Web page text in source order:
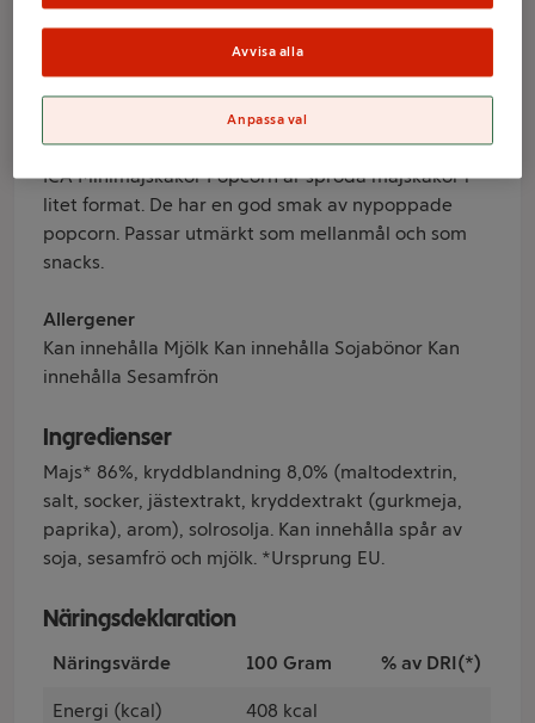
ICA
Produktinformation
ICA Minimajskakor Popcorn är spröda majskakor i
litet format. De har en god smak av nypoppade
popcorn. Passar utmärkt som mellanmål och som
snacks.
Allergener
Kan innehålla Mjölk Kan innehålla Sojabönor Kan
innehålla Sesamfrön
Ingredienser
Majs* 86%, kryddblandning 8,0% (maltodextrin,
salt, socker, jästextrakt, kryddextrakt (gurkmeja,
paprika), arom), solrosolja. Kan innehålla spår av
soja, sesamfrö och mjölk. *Ursprung EU.
Näringsdeklaration
Näringsvärde 100 Gram % av DRI(*)
Energi (kcal) 408 kcal
Avvisa alla
Anpassa val